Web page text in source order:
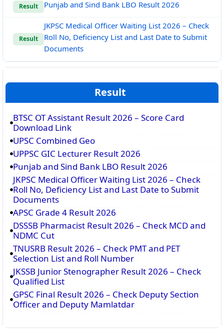
Result Punjab and Sind Bank LBO Result 2026
Result
JKPSC Medical Officer Waiting List 2026 – Check
Roll No, Deficiency List and Last Date to Submit
Documents
Result
BTSC OT Assistant Result 2026 – Score Card
Download Link
UPSC Combined Geo
UPPSC GIC Lecturer Result 2026
Punjab and Sind Bank LBO Result 2026
JKPSC Medical Officer Waiting List 2026 – Check
Roll No, Deficiency List and Last Date to Submit
Documents
APSC Grade 4 Result 2026
DSSSB Pharmacist Result 2026 – Check MCD and
NDMC Cut
TNUSRB Result 2026 – Check PMT and PET
Selection List and Roll Number
JKSSB Junior Stenographer Result 2026 – Check
Qualified List
GPSC Final Result 2026 – Check Deputy Section
Officer and Deputy Mamlatdar